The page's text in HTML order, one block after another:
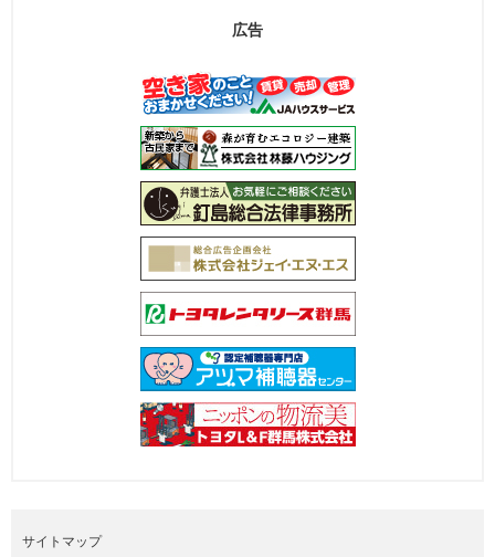
広告
サイトマップ